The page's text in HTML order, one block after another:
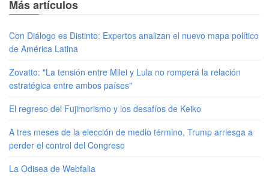
Más artículos
Con Diálogo es Distinto: Expertos analizan el nuevo mapa político
de América Latina
Zovatto: "La tensión entre Milei y Lula no romperá la relación
estratégica entre ambos países"
El regreso del Fujimorismo y los desafíos de Keiko
A tres meses de la elección de medio término, Trump arriesga a
perder el control del Congreso
La Odisea de Webfalia